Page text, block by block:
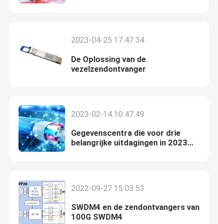
2023-04-25 17:47:34
De Oplossing van de
vezelzendontvanger
2023-02-14 10:47:49
Gegevenscentra die voor drie
belangrijke uitdagingen in 2023
2022-09-27 15:03:53
SWDM4 en de zendontvangers van
100G SWDM4